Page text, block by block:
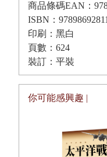
第三部 控制
第8章 紀律-武士不
第9章 個人主義 中
第10章 異議與自我
結語 西方軍事的過
商品條碼EAN：
ISBN：
印刷：黑白
頁數：624
裝訂：平裝
你可能感興趣 |